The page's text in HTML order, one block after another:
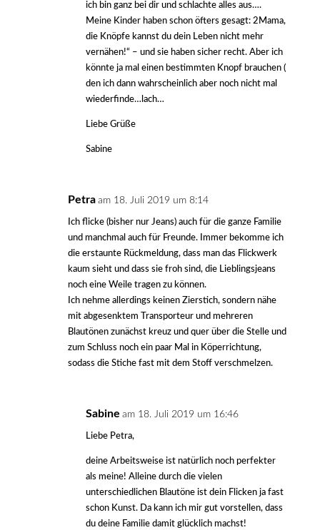
ich bin ganz bei dir und schlachte alles aus….
Meine Kinder haben schon öfters gesagt: 2Mama,
die Knöpfe kannst du dein Leben nicht mehr
vernähen!“ – und sie haben sicher recht. Aber ich
könnte ja mal einen bestimmten Knopf brauchen (
den ich dann wahrscheinlich aber noch nicht mal
wiederfinde…lach…
Liebe Grüße
Sabine
Petra am 18. Juli 2019 um 8:14
Ich flicke (bisher nur Jeans) auch für die ganze Familie
und manchmal auch für Freunde. Immer bekomme ich
die erstaunte Rückmeldung, dass man das Flickwerk
kaum sieht und dass sie froh sind, die Lieblingsjeans
noch eine Weile tragen zu können.
Ich nehme allerdings keinen Zierstich, sondern nähe
mit abgesenktem Transporteur und mehreren
Blautönen zunächst kreuz und quer über die Stelle und
zum Schluss noch ein paar Mal in Köperrichtung,
sodass die Stiche fast mit dem Stoff verschmelzen.
Sabine am 18. Juli 2019 um 16:46
Liebe Petra,
deine Arbeitsweise ist natürlich noch perfekter
als meine! Alleine durch die vielen
unterschiedlichen Blautöne ist dein Flicken ja fast
schon Kunst. Da kann ich mir gut vorstellen, dass
du deine Familie damit glücklich machst!